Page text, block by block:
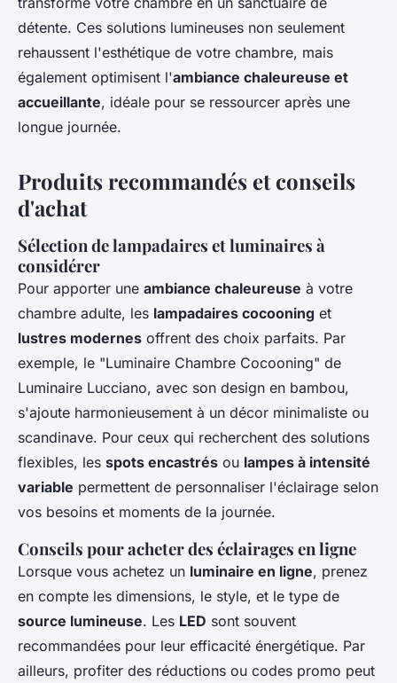
détente. Ces solutions lumineuses non seulement
rehaussent l'esthétique de votre chambre, mais
également optimisent l'ambiance chaleureuse et
accueillante, idéale pour se ressourcer après une
longue journée.
Produits recommandés et conseils
d'achat
Sélection de lampadaires et luminaires à
considérer
Pour apporter une ambiance chaleureuse à votre
chambre adulte, les lampadaires cocooning et
lustres modernes offrent des choix parfaits. Par
exemple, le "Luminaire Chambre Cocooning" de
Luminaire Lucciano, avec son design en bambou,
s'ajoute harmonieusement à un décor minimaliste ou
scandinave. Pour ceux qui recherchent des solutions
flexibles, les spots encastrés ou lampes à intensité
variable permettent de personnaliser l'éclairage selon
vos besoins et moments de la journée.
Conseils pour acheter des éclairages en ligne
Lorsque vous achetez un luminaire en ligne, prenez
en compte les dimensions, le style, et le type de
source lumineuse. Les LED sont souvent
recommandées pour leur efficacité énergétique. Par
ailleurs, profiter des réductions ou codes promo peut